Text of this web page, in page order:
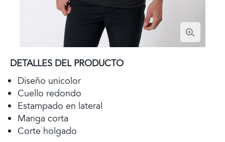
DETALLES DEL PRODUCTO
Diseño unicolor
Cuello redondo
Estampado en lateral
Manga corta
Corte holgado